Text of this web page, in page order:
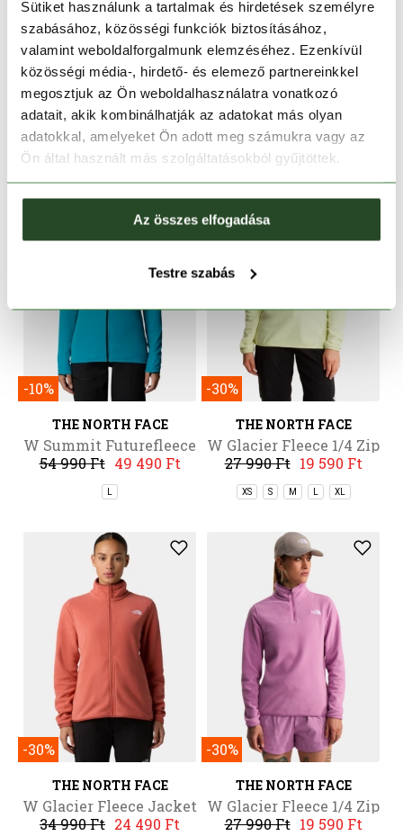
Sütiket használunk a tartalmak és hirdetések személyre
szabásához, közösségi funkciók biztosításához,
valamint weboldalforgalmunk elemzéséhez. Ezenkívül
közösségi média-, hirdető- és elemező partnereinkkel
megosztjuk az Ön weboldalhasználatra vonatkozó
adatait, akik kombinálhatják az adatokat más olyan
adatokkal, amelyeket Ön adott meg számukra vagy az
Ön által használt más szolgáltatásokból gyűjtöttek.
Az összes elfogadása
Testre szabás
minőségi technológiákkal készült outdoor ruházati termékeit és
sportfelszereléseit, melyek minden várakozást felülmúlnak. Az
világszerte, valamint eléri, hogy feszegessék a saját határaikat,
és soha ne mondjanak le a felfedezés öröméről.
TOVÁBBI TERMÉKEK A MÁRKÁTÓL
-10%
THE NORTH FACE
W Summit Futurefleece
Fz Hoodie
54 990 Ft 49 490 Ft
-30%
THE NORTH FACE
W Glacier Fleece 1/4 Zip
Jacket
27 990 Ft 19 590 Ft
XS S M XL
-30%
THE NORTH FACE
W Glacier Fleece Jacket
34 990 Ft 24 490 Ft
-30%
THE NORTH FACE
W Glacier Fleece 1/4 Zip
Jacket
27 990 Ft 19 590 Ft